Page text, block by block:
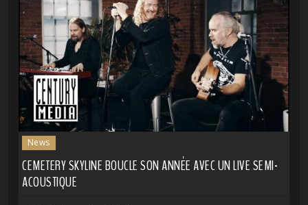
News
CEMETERY SKYLINE BOUCLE SON ANNÉE AVEC UN LIVE SEMI-
ACOUSTIQUE